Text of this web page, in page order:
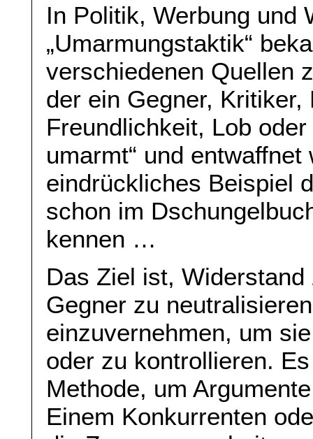
In Politik, Werbung und
„Umarmungstaktik“
verschiedenen Quellen
der ein Gegner,
Freundlichkeit, Lob
umarmt“ und
eindrückliches Beispiel
schon im
kennen …
Das Ziel ist,
Gegner zu
einzuvernehmen, um
oder zu kontrollieren.
Methode, um
Einem Konkurrenten